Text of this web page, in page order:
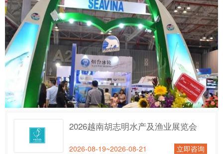
2026越南胡志明水产及渔业展览会
2026-08-19~2026-08-21 立即咨询